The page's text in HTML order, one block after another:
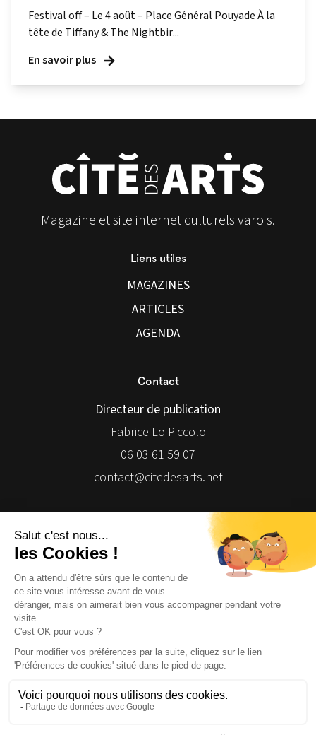
Festival off – Le 4 août – Place Général Pouyade À la
tête de Tiffany & The Nightbir...
En savoir plus
Magazine et site internet culturels varois.
Liens utiles
MAGAZINES
ARTICLES
AGENDA
Contact
Directeur de publication
Fabrice Lo Piccolo
06 03 61 59 07
contact@citedesarts.net
© 2026 | Cité des Arts | Tous droits réservés